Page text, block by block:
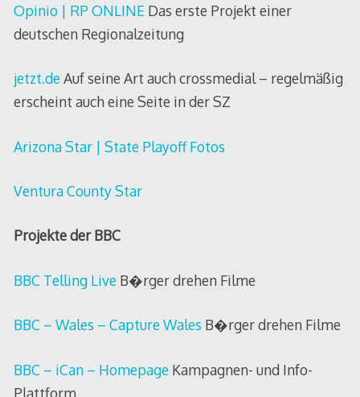
Opinio | RP ONLINE Das erste Projekt einer
deutschen Regionalzeitung
jetzt.deAuf seine Art auch crossmedial – regelmäßig
erscheint auch eine Seite in der SZ
Arizona Star | State Playoff Fotos
Ventura County Star
Projekte der BBC
BBC Telling LiveB�rger drehen Filme
BBC – Wales – Capture Wales B�rger drehen Filme
BBC – iCan – HomepageKampagnen- und Info-
Plattform